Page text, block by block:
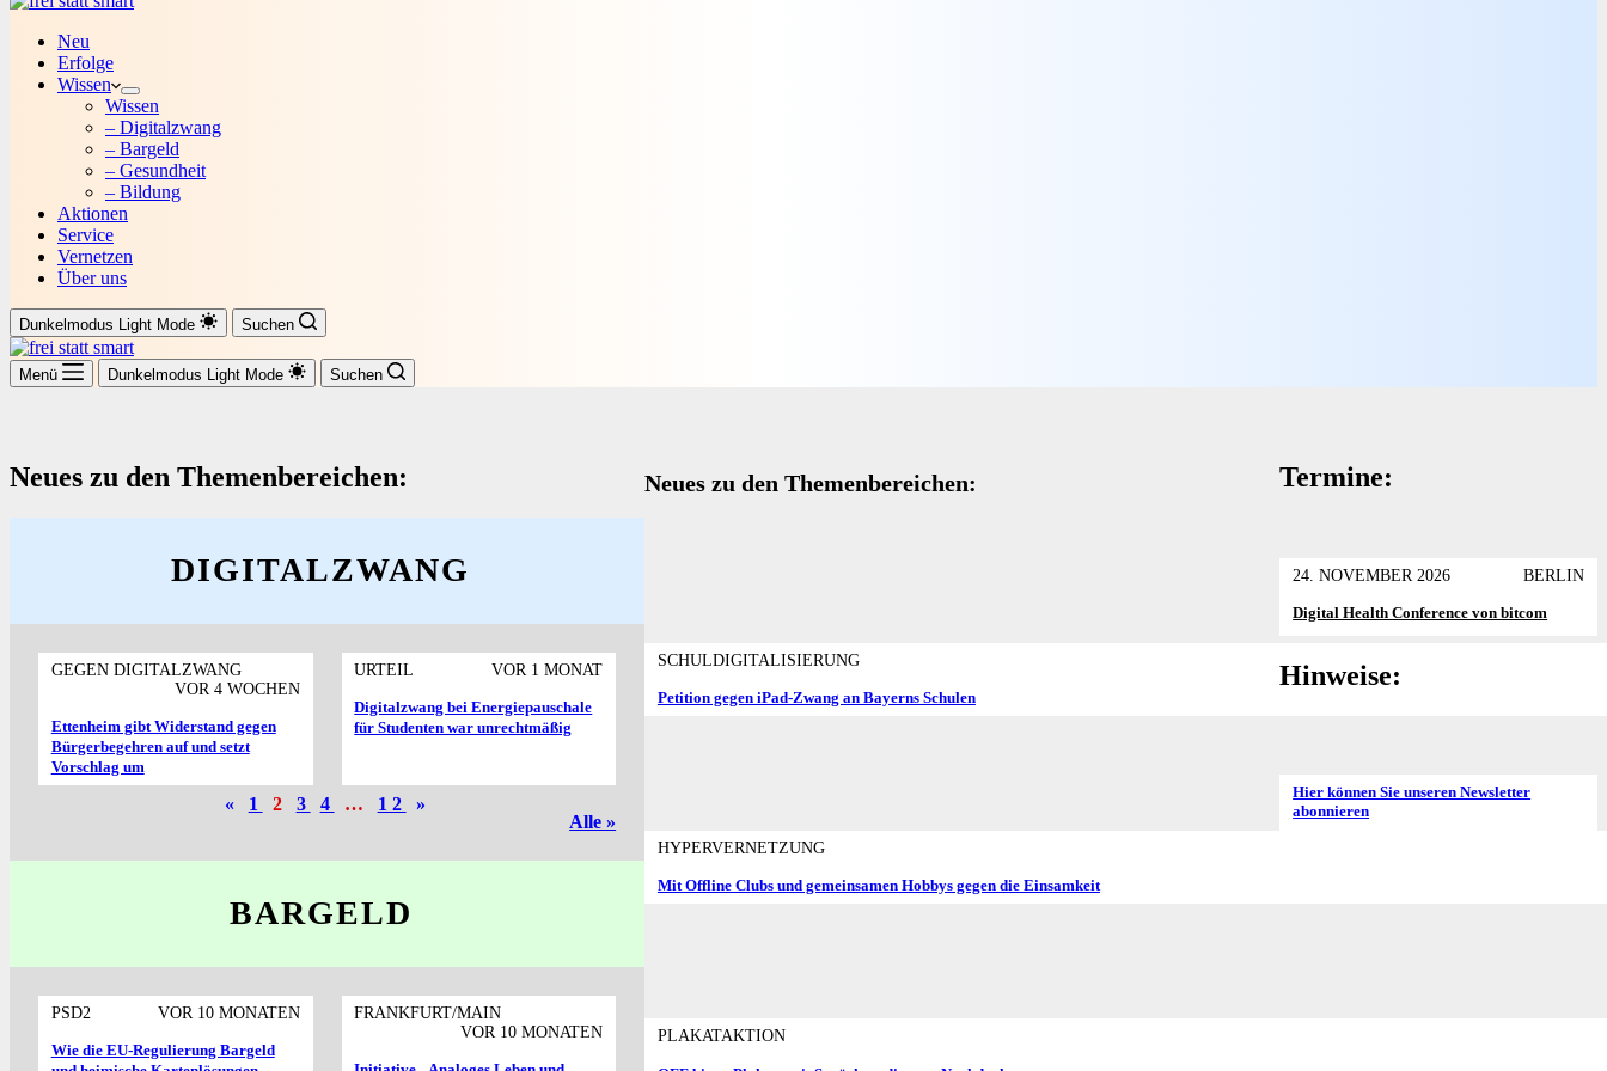
Neu
Erfolge
Wissen
Wissen
– Digitalzwang
– Bargeld
– Gesundheit
– Bildung
Aktionen
Service
Vernetzen
Über uns
Dunkelmodus Light Mode Suchen
Menü Dunkelmodus Light Mode Suchen
Neues zu den Themenbereichen:
DIGITALZWANG
GEGEN DIGITALZWANG
VOR 4 WOCHEN
Ettenheim gibt Widerstand gegen
Bürgerbegehren auf und setzt
Vorschlag um
URTEIL VOR 1 MONAT
Digitalzwang bei Energiepauschale
für Studenten war unrechtmäßig
« 1 2 3 4 … 12
»
Alle »
BARGELD
PSD2 VOR 10 MONATEN
Wie die EU-Regulierung Bargeld
FRANKFURT/MAIN
VOR 10 MONATEN
Neues zu den Themenbereichen:
SCHULDIGITALISIERUNG
Petition gegen iPad-Zwang an Bayerns Schulen
HYPERVERNETZUNG
Mit Offline Clubs und gemeinsamen Hobbys gegen die Einsamkeit
PLAKATAKTION
Termine:
24. NOVEMBER 2026 BERLIN
Digital Health Conference von bitcom
Hinweise:
Hier können Sie unseren Newsletter
abonnieren